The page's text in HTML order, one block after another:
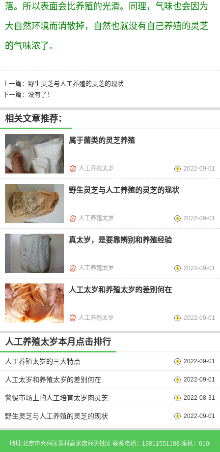
落。所以表面会比养殖的光滑。同理，气味也会因为
大自然环境而消散掉，自然也就没有自己养殖的灵芝
的气味浓了。
上一篇： 野生灵芝与人工养殖的灵芝的现状
下一篇：没有了！
相关文章推荐：
属于菌类的灵芝养殖
人工养殖太岁 2022-09-01
野生灵芝与人工养殖的灵芝的现状
人工养殖太岁 2022-09-01
真太岁，是要靠辨别和养殖经验
人工养殖太岁 2022-09-01
人工太岁和养殖太岁的差别何在
人工养殖太岁 2022-09-01
人工养殖太岁本月点击排行
人工养殖太岁的三大特点 2022-09-01
人工太岁和养殖太岁的差别何在 2022-09-01
警惕市场上的人工培育太岁肉灵芝 2022-08-31
野生灵芝与人工养殖的灵芝的现状 2022-09-01
地址:北京市大兴区黄村高米店兴涛社区 联系电话：13811551108 座机：010-